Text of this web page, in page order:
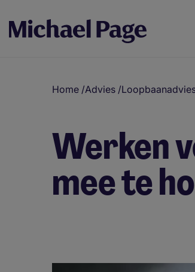
Home /Advies /
Werken
mee te